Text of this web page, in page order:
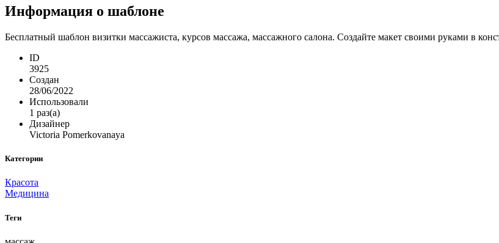
Информация о шаблоне
Бесплатный шаблон визитки массажиста, курсов массажа, массажного салона. Создайте макет своими руками в
ID
3925
Создан
28/06/2022
Использовали
1 раз(а)
Дизайнер
Victoria Pomerkovanaya
Категории
Красота
Медицина
Теги